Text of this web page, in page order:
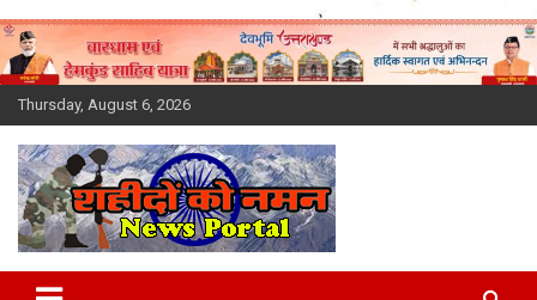
Skip
to
content
Thursday, August 6, 2026
Latest News Today, Breaking